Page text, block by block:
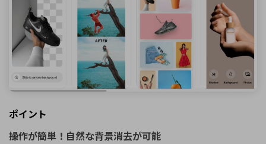
ポイント
操作が簡単！自然な背景消去が可能